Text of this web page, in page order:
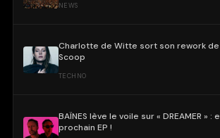
NEWS
Charlotte de Witte sort son rework de
Scoop
TECHNO
BAÏNES lève le voile sur « DREAMER »
prochain EP !